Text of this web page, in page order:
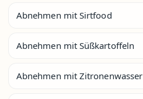
Abnehmen mit Sirtfood
Abnehmen mit Süßkartoffeln
Abnehmen mit Zitronenwasser